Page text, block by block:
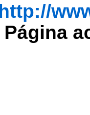
Página